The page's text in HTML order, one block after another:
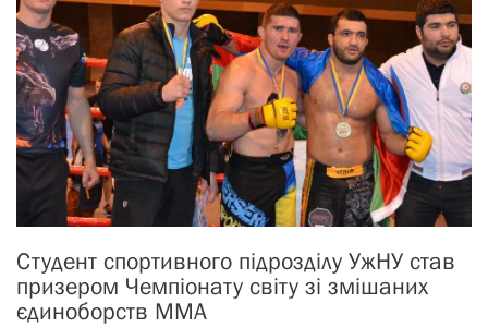
Студент спортивного підрозділу УжНУ став
призером Чемпіонату світу зі змішаних
єдиноборств ММА